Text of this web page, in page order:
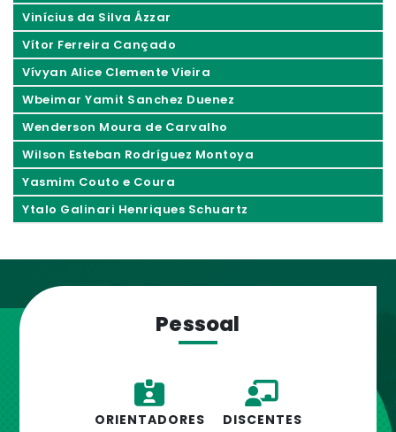
Vinícius da Silva Ázzar
Vítor Ferreira Cançado
Vívyan Alice Clemente Vieira
Wbeimar Yamit Sanchez Duenez
Wenderson Moura de Carvalho
Wilson Esteban Rodríguez Montoya
Yasmim Couto e Coura
Ytalo Galinari Henriques Schuartz
Pessoal
ORIENTADORES DISCENTES